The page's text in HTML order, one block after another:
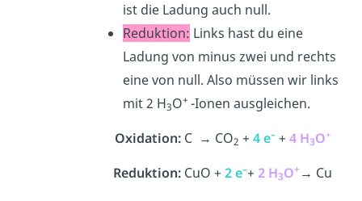
ist die Ladung auch null.
Reduktion: Links hast du eine
Ladung von minus zwei und rechts
eine von null. Also müssen wir links
mit 2 H3O+ -Ionen ausgleichen.
Oxidation:C → CO2 + 4 e– + 4 H3O+
Reduktion: CuO +2 e–+ 2 H3O+→ Cu